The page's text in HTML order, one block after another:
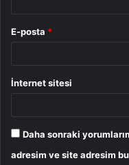
E-posta *
İnternet sitesi
Daha sonraki
adresim ve site adresim